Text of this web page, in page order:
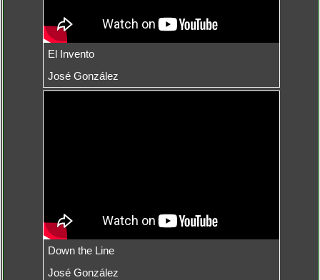
El Invento
José González
Down the Line
José González